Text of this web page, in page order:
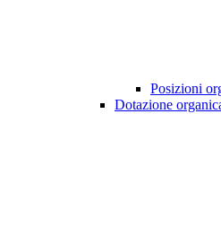
Posizioni
Dotazione